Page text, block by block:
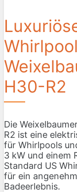
H30-R2
Die
R2 ist eine
für Whirlpools
3 kW und einem
Standard US
für ein
Badeerlebnis.